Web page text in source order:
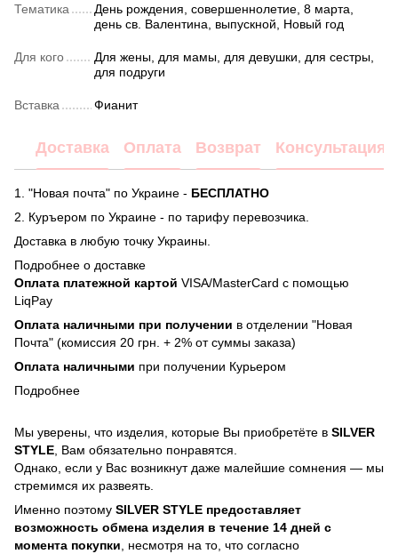
Тематика
День рождения, совершеннолетие, 8 марта,
день св. Валентина, выпускной, Новый год
Для кого
Для жены, для мамы, для девушки, для сестры,
для подруги
Вставка Фианит
Доставка Оплата Возврат Консультация
1. "Новая почта" по Украине - БЕСПЛАТНО
2. Куръером по Украине - по тарифу перевозчика.
Доставка в любую точку Украины.
Подробнее о доставке
Оплата платежной картой VISA/MasterCard с помощью
LiqPay
Оплата наличными при получении в отделении "Новая
Почта" (комиссия 20 грн. + 2% от суммы заказа)
Оплата наличными при получении Курьером
Подробнее
Мы уверены, что изделия, которые Вы приобретёте в SILVER
STYLE , Вам обязательно понравятся.
Однако, если у Вас возникнут даже малейшие сомнения — мы
стремимся их развеять.
Именно поэтому SILVER STYLE предоставляет
возможность обмена изделия в течение 14 дней с
момента покупки , несмотря на то, что согласно